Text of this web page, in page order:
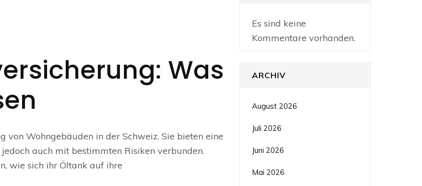
Was
von Wohngebäuden in der Schweiz. Sie bieten eine
auch mit bestimmten Risiken verbunden.
wie sich ihr Öltank auf ihre
Es sind keine
Kommentare vorhanden.
ARCHIV
August 2026
Juli 2026
Juni 2026
Mai 2026